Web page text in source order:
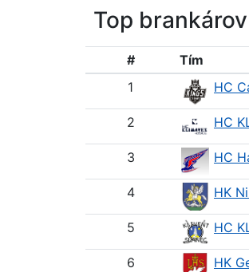
Top brankárov
#
Tím
1
HC
2 HC
3 HC
4 HK
5 HC
6 HK